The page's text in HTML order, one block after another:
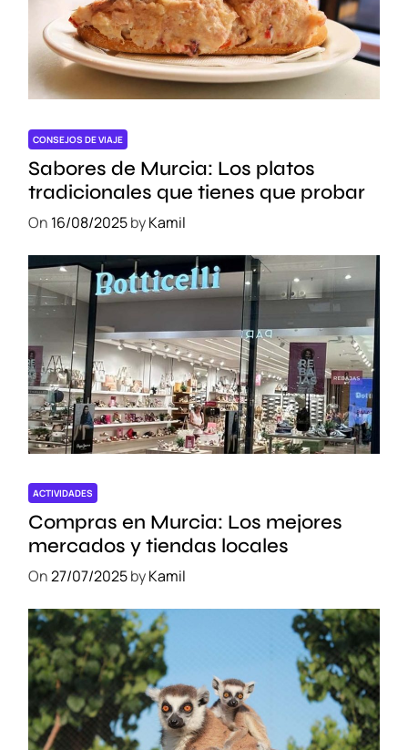
V
i
a
j
a
o
n
É
x
i
t
o
CONSEJOS DE VIAJE
Sabores de Murcia: Los platos
tradicionales que tienes que probar
On 16/08/2025byKamil
ACTIVIDADES
Compras en Murcia: Los mejores
mercados y tiendas locales
On27/07/2025byKamil